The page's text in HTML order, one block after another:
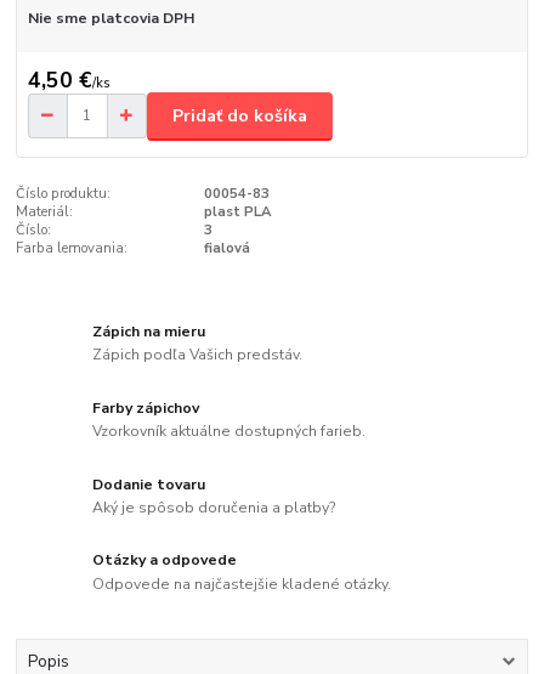
Nie sme platcovia DPH
4,50 €/ks
Pridať do košíka
Číslo produktu:
00054-83
Materiál:
plast PLA
Číslo:
3
Farba lemovania:
fialová
Zápich na mieru
Zápich podľa Vašich predstáv.
Farby zápichov
Vzorkovník aktuálne dostupných farieb.
Dodanie tovaru
Aký je spôsob doručenia a platby?
Otázky a odpovede
Odpovede na najčastejšie kladené otázky.
Popis